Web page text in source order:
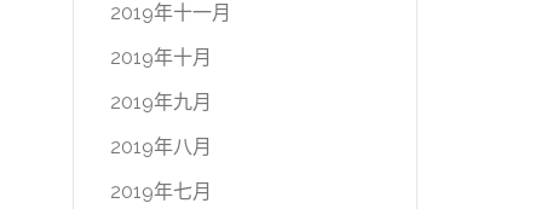
2019年十一月
2019年十月
2019年九月
2019年八月
2019年七月